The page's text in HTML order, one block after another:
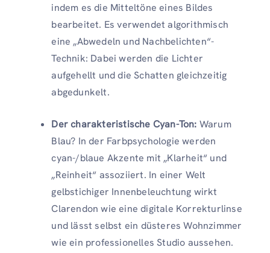
indem es die Mitteltöne eines Bildes
bearbeitet. Es verwendet algorithmisch
eine „Abwedeln und Nachbelichten“-
Technik: Dabei werden die Lichter
aufgehellt und die Schatten gleichzeitig
abgedunkelt.
Der charakteristische Cyan-Ton: Warum
Blau? In der Farbpsychologie werden
cyan-/blaue Akzente mit „Klarheit“ und
„Reinheit“ assoziiert. In einer Welt
gelbstichiger Innenbeleuchtung wirkt
Clarendon wie eine digitale Korrekturlinse
und lässt selbst ein düsteres Wohnzimmer
wie ein professionelles Studio aussehen.